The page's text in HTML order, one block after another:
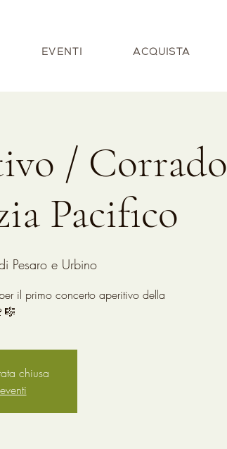
EVENTI ACQUISTA
/ Corrado
Pacifico
Pesaro e Urbino
il primo concerto aperitivo della
chiusa